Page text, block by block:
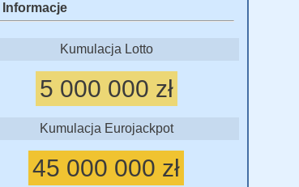
Informacje
Kumulacja Lotto
5 000 000 zł
Kumulacja Eurojackpot
45 000 000 zł